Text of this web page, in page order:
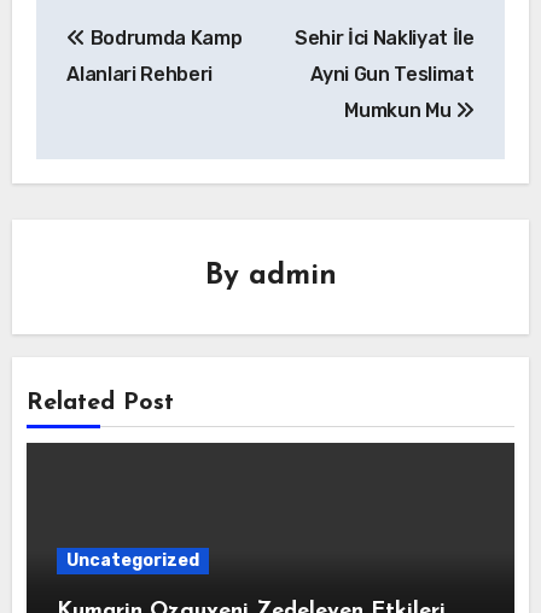
gezinmesi
Bodrumda Kamp
Alanlari Rehberi
Sehir İci Nakliyat İle
Ayni Gun Teslimat
Mumkun Mu
By admin
Related Post
Uncategorized